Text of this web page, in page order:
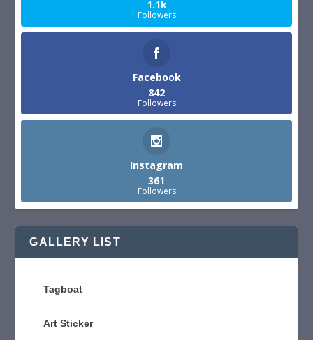
1.1k
Followers
Facebook
842
Followers
Instagram
361
Followers
GALLERY LIST
Tagboat
Art Sticker